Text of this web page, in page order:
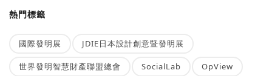
熱門標籤
國際發明展 JDIE日本設計創意暨發明展
世界發明智慧財產聯盟總會 SocialLab OpView